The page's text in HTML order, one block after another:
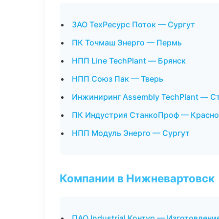
ЗАО ТехРесурс Поток — Сургут
ПК Точмаш Энерго — Пермь
НПП Line TechPlant — Брянск
НПП Союз Пак — Тверь
Инжиниринг Assembly TechPlant —
ПК Индустрия СтанкоПроф —
НПП Модуль Энерго — Сургут
Компании в Нижневартовск